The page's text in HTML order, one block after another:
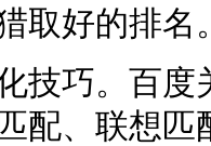
取好的排名
技巧。百
配、联想